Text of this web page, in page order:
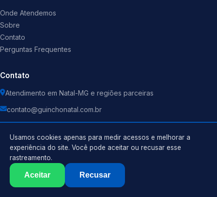
Onde Atendemos
Sobre
Contato
Perguntas Frequentes
Contato
Atendimento em Natal-MG e regiões parceiras
contato@guinchonatal.com.br
Guincho . Todos os direitos reservados.
Usamos cookies apenas para medir acessos e melhorar a
experiência do site. Você pode aceitar ou recusar esse
rastreamento.
Aceitar Recusar